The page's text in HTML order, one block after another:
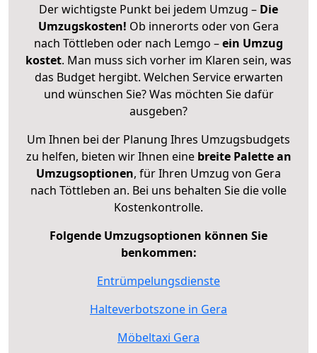
Der wichtigste Punkt bei jedem Umzug – Die
Umzugskosten! Ob innerorts oder von Gera
nach Töttleben oder nach Lemgo –ein Umzug
kostet. Man muss sich vorher im Klaren sein, was
das Budget hergibt. Welchen Service erwarten
und wünschen Sie? Was möchten Sie dafür
ausgeben?
Um Ihnen bei der Planung Ihres Umzugsbudgets
zu helfen, bieten wir Ihnen eine breite Palette an
Umzugsoptionen, für Ihren Umzug von Gera
nach Töttleben an. Bei uns behalten Sie die volle
Kostenkontrolle.
Folgende Umzugsoptionen können Sie
benkommen:
Entrümpelungsdienste
Halteverbotszone in Gera
Möbeltaxi Gera